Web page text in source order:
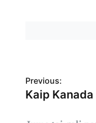
a
Previous:
Kaip